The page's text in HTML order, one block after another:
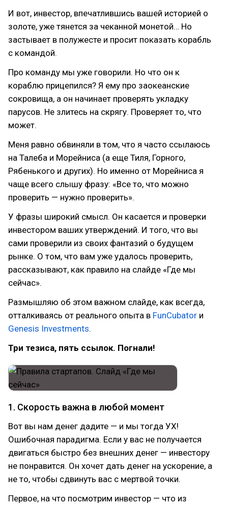
И вот, инвестор, впечатлившись вашей историей о
золоте, уже тянется за чеканной монетой… Но
застывает в полужесте и просит показать корабль
с командой.
Про команду мы уже говорили. Но что он к
кораблю прицепился? Я ему про заокеанские
сокровища, а он начинает проверять укладку
парусов. Не злитесь на скрягу. Проверяет то, что
может.
Меня равно обвиняли в том, что я часто ссылаюсь
на Талеба и Морейниса (а еще Тиля, Горного,
Рябенького и других). Но именно от Морейниса я
чаще всего слышу фразу: «Все то, что можно
проверить — нужно проверить».
У фразы широкий смысл. Он касается и проверки
инвестором ваших утверждений. И того, что вы
сами проверили из своих фантазий о будущем
рынке. О том, что вам уже удалось проверить,
рассказывают, как правило на слайде «Где мы
сейчас».
Размышляю об этом важном слайде, как всегда,
отталкиваясь от реального опыта в FunCubator и
Genesis Investments.
Три тезиса, пять ссылок. Погнали!
1. Скорость важна в любой момент
Вот вы нам денег дадите — и мы тогда УХ!
Ошибочная парадигма. Если у вас не получается
двигаться быстро без внешних денег — инвестору
не понравится. Он хочет дать денег на ускорение, а
не то, чтобы сдвинуть вас с мертвой точки.
Первое, на что посмотрим инвестор — что из